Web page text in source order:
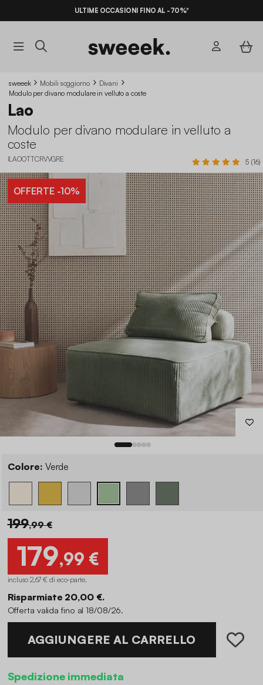
ULTIME OCCASIONI FINO AL -70%*
sweeek Mobili soggiorno
Divani
Modulo per divano modulare in velluto a coste
Lao
Modulo per divano modulare in velluto a
coste
ILAOOTTCRVVGRE 5 (16)
OFFERTE-10%
Colore: Verde
199,99 €
179,99 €
incluso 2,67 € di eco-parte.
Risparmiate 20,00 €.
Offerta valida fino al 18/08/26.
AGGIUNGERE AL CARRELLO
Spedizione immediata